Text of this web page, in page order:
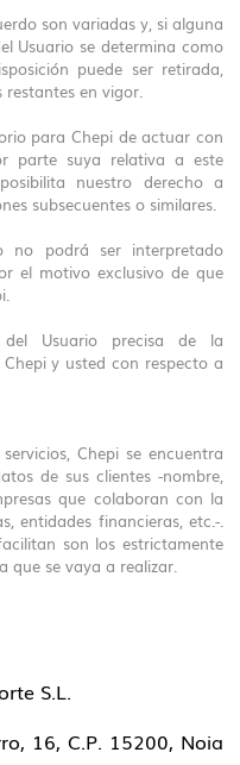
son variadas y, si alguna
Usuario se determina como
puede ser retirada,
restantes en vigor.
para Chepi de actuar con
parte suya relativa a este
nuestro derecho a
subsecuentes o similares.
no podrá ser interpretado
el motivo exclusivo de que
Usuario precisa de la
y usted con respecto a
Chepi se encuentra
de sus clientes -nombre,
que colaboran con la
entidades financieras, etc.-.
son los estrictamente
que se vaya a realizar.
S.L.
16, C.P. 15200, Noia